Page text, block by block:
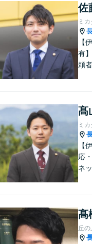
佐
ミ
【
有
頼
は
可
髙
ミ
【
応
ネ
の
ご
髙
丘